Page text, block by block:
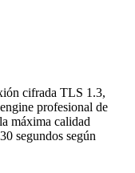
cifrada TLS 1.3,
profesional de
máxima calidad
segundos según